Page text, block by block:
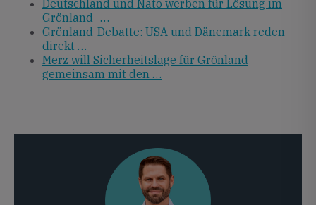
Deutschland und Nato werben für Lösung im
Grönland- …
Grönland-Debatte: USA und Dänemark reden
direkt …
Merz will Sicherheitslage für Grönland
gemeinsam mit den …